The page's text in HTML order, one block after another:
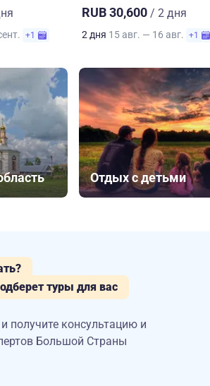
+1
RUB 30,600 / 2 дня
2 дня 15 авг. — 16 авг. +1
Отдых с детьми
туры для вас
получите консультацию и
Большой Страны